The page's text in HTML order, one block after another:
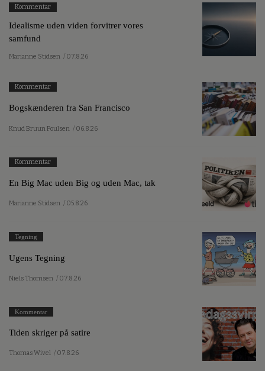
Kommentar
Idealisme uden viden forvitrer vores
samfund
Marianne Stidsen / 07.8.26
Kommentar
Bogskænderen fra San Francisco
Knud Bruun Poulsen / 06.8.26
Kommentar
En Big Mac uden Big og uden Mac, tak
Marianne Stidsen / 05.8.26
Tegning
Ugens Tegning
Niels Thomsen / 07.8.26
Kommentar
Tiden skriger på satire
Thomas Wivel / 07.8.26